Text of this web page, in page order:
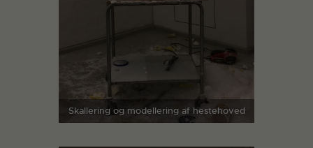
Skallering og modellering af hestehoved